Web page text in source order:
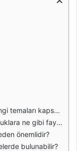
kapsar?
gibi faydalar sağlar?
önemlidir?
bulunabilir?